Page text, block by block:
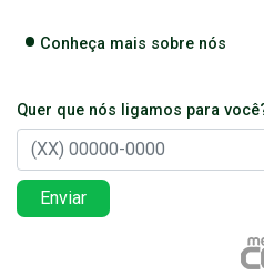
Conheça mais sobre nós
Quer que nós ligamos para
Enviar